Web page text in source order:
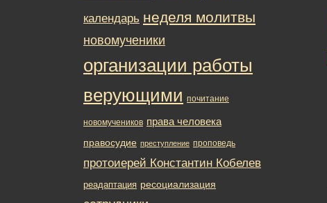
календарь неделя молитвы
новомученики
организации работы
верующими почитание
новомучеников права человека
правосудие преступление проповедь
протоиерей Константин Кобелев
реадаптация ресоциализация